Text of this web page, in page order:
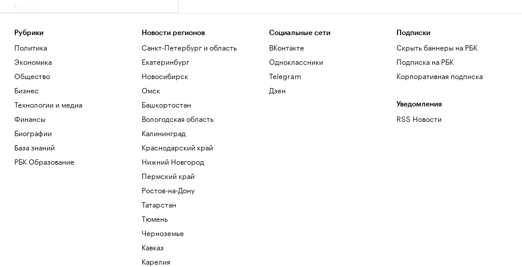
Бизнес
притяжения
Росстат назвал отрасли с средней
зарплатой выше ₽500 тыс.
Подписка на РБК
Большая афера. Зачем начальники
успехами
Подписка на РБК
Рубрики
Политика
Экономика
Общество
Бизнес
Технологии и медиа
Финансы
Биографии
База знаний
РБК Образование
Новости регионов
Санкт-Петербург и область
Екатеринбург
Новосибирск
Омск
Башкортостан
Вологодская область
Калининград
Краснодарский край
Нижний Новгород
Пермский край
Ростов-на-Дону
Татарстан
Тюмень
Черноземье
Кавказ
Карелия
Социальные сети
ВКонтакте
Одноклассники
Telegram
Дзен
Подписки
Скрыть баннеры на РБК
Подписка на РБК
Корпоративная подписка
Уведомления
RSS Новости